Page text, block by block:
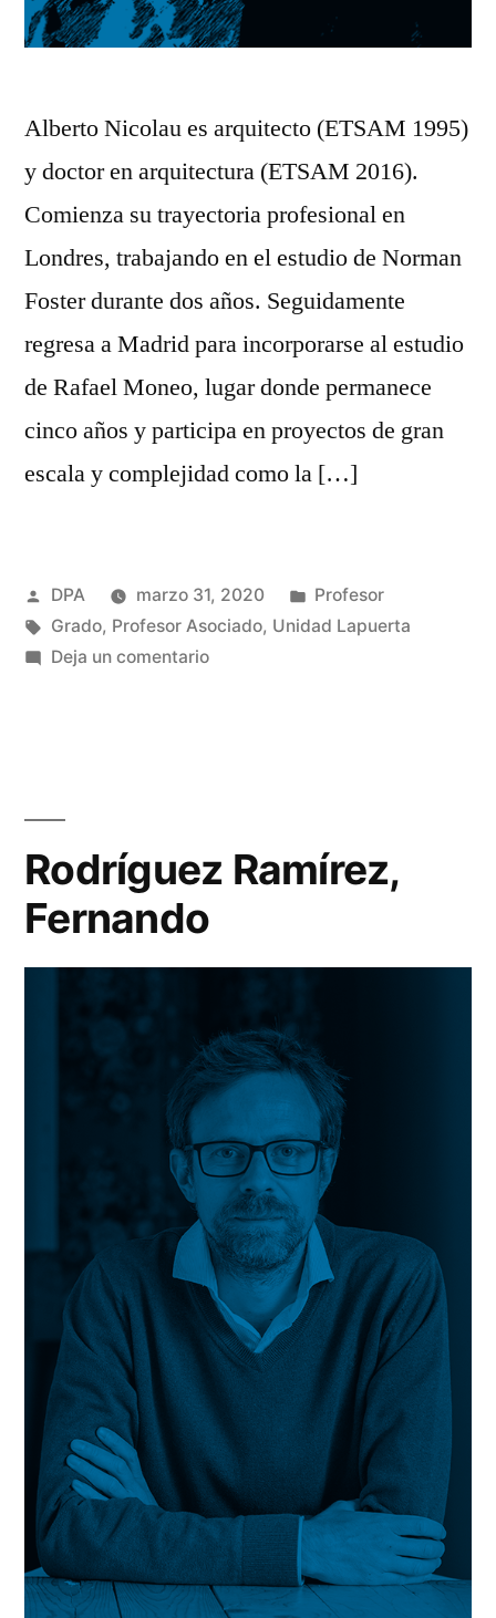
Alberto Nicolau es arquitecto (ETSAM 1995)
y doctor en arquitectura (ETSAM 2016).
Comienza su trayectoria profesional en
Londres, trabajando en el estudio de Norman
Foster durante dos años. Seguidamente
regresa a Madrid para incorporarse al estudio
de Rafael Moneo, lugar donde permanece
cinco años y participa en proyectos de gran
escala y complejidad como la […]
Publicado
por
DPA marzo 31, 2020
Publicado
en
Profesor
Etiquetas:
Grado, Profesor Asociado, Unidad Lapuerta
Deja un comentarioen
Rodríguez Ramírez,
Fernando